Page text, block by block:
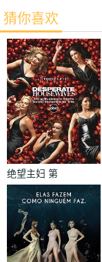
猜你喜欢
绝望主妇 第
二季